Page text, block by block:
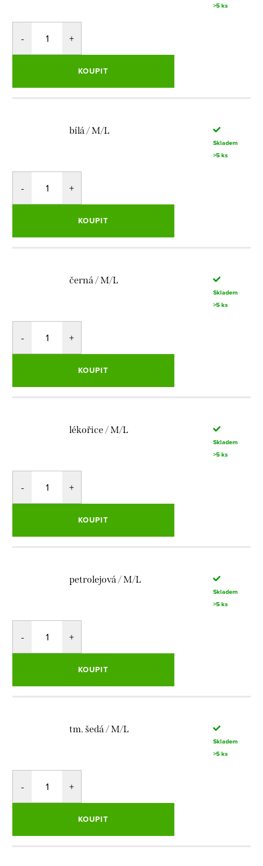
>5 ks
KOUPIT
bílá / M/L
Skladem
>5 ks
KOUPIT
černá / M/L
Skladem
>5 ks
KOUPIT
lékořice / M/L
Skladem
>5 ks
KOUPIT
petrolejová / M/L
Skladem
>5 ks
KOUPIT
tm. šedá / M/L
Skladem
>5 ks
KOUPIT